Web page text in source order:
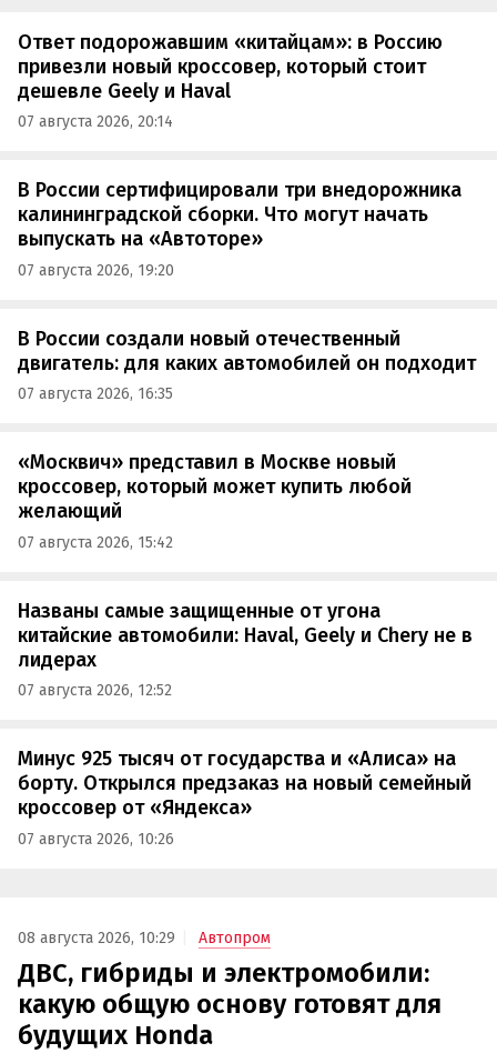
Ответ подорожавшим «китайцам»: в Россию
привезли новый кроссовер, который стоит
дешевле Geely и Haval
07 августа 2026, 20:14
В России сертифицировали три внедорожника
калининградской сборки. Что могут начать
выпускать на «Автоторе»
07 августа 2026, 19:20
В России создали новый отечественный
двигатель: для каких автомобилей он подходит
07 августа 2026, 16:35
«Москвич» представил в Москве новый
кроссовер, который может купить любой
желающий
07 августа 2026, 15:42
Названы самые защищенные от угона
китайские автомобили: Haval, Geely и Chery не в
лидерах
07 августа 2026, 12:52
Минус 925 тысяч от государства и «Алиса» на
борту. Открылся предзаказ на новый семейный
кроссовер от «Яндекса»
07 августа 2026, 10:26
08 августа 2026, 10:29 Автопром
ДВС, гибриды и электромобили:
какую общую основу готовят для
будущих Honda